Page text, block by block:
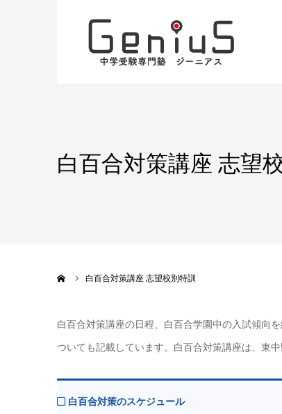
白百合対策講座 志望
白百合対策講座 志望校別特訓
白百合対策講座の日程、白百合学園中の入試傾向
ついても記載しています。白百合対策講座は、東中
白百合対策のスケジュール